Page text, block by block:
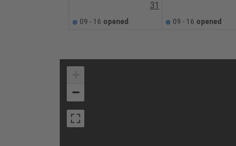
31
09 - 16 opened 09 - 16 opened
−